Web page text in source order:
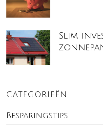
Slim
CATEGORIEËN
Besparingstips